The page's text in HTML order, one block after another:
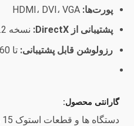
پورت‌ها:
پشتیبانی از DirectX:
نسخه 11.2
رزولوشن قابل پشتیبانی: تا 2560×1600 پیکسل
گارانتی محصول: